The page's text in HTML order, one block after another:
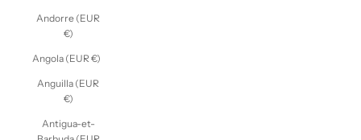
Andorre (EUR
€)
Angola (EUR €)
Anguilla (EUR
€)
Antigua-et-